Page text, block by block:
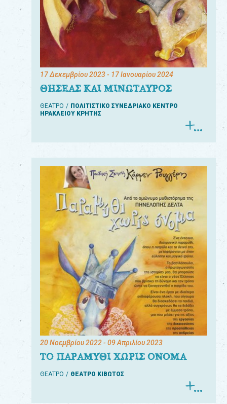
17 Δεκεμβρίου 2023- 17 Ιανουαρίου 2024
ΘΗΣΕΑΣ ΚΑΙ ΜΙΝΩΤΑΥΡΟΣ
ΘΕΑΤΡΟ
ΠΟΛΙΤΙΣΤΙΚΟ ΣΥΝΕΔΡΙΑΚΟ ΚΕΝΤΡΟ
ΗΡΑΚΛΕΙΟΥ ΚΡΗΤΗΣ
20 Νοεμβρίου 2022- 09 Απριλίου 2023
ΤΟ ΠΑΡΑΜΥΘΙ ΧΩΡΙΣ ΟΝΟΜΑ
ΘΕΑΤΡΟ ΘΕΑΤΡΟ ΚΙΒΩΤΟΣ